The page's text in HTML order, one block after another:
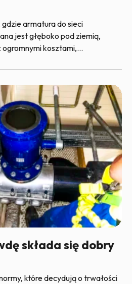
armatura do sieci
jest głęboko pod ziemią,
ogromnymi kosztami,…
składa się dobry
które decydują o trwałości